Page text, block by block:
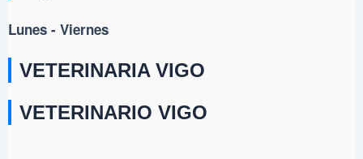
Lunes - Viernes
VETERINARIA VIGO
VETERINARIO VIGO